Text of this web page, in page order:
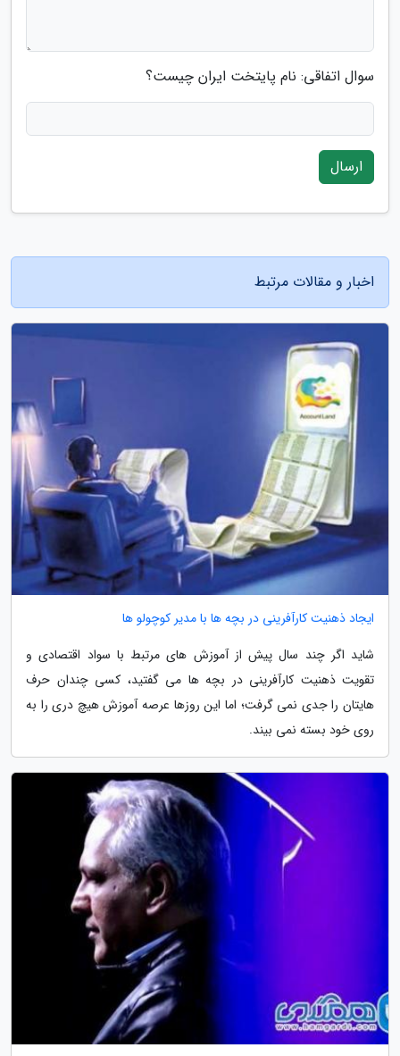
سوال اتفاقی: نام پایتخت ایران چیست؟
ارسال
اخبار و مقالات مرتبط
ایجاد ذهنیت کارآفرینی در بچه ها با مدیر کوچولو ها
شاید اگر چند سال پیش از آموزش های مرتبط با سواد اقتصادی و
تقویت ذهنیت کارآفرینی در بچه ها می گفتید، کسی چندان حرف
هایتان را جدی نمی گرفت؛ اما این روزها عرصه آموزش هیچ دری را به
روی خود بسته نمی بیند.